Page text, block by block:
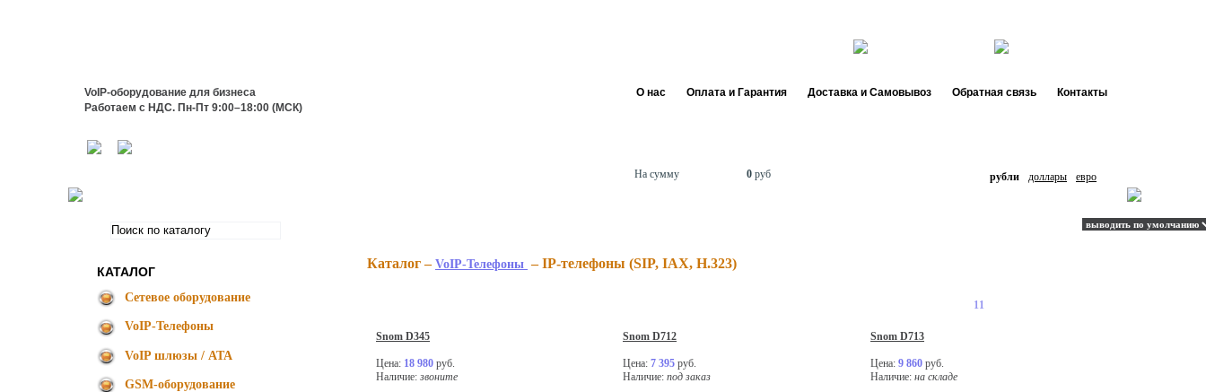
VoIP-оборудование для бизнеса
Работаем с НДС. Пн-Пт 9:00–18:00 (МСК)
О нас Оплата и Гарантия Доставка и Самовывоз Обратная связь Контакты
На сумму
0 руб рубли доллары евро
КАТАЛОГ
Сетевое оборудование
VoIP-Телефоны
VoIP шлюзы / ATA
GSM-оборудование
Каталог – VoIP-Телефоны –IP-телефоны (SIP, IAX, H.323)
Snom D345
Цена: 18 980 руб.
Наличие: звоните
Snom D712
Цена: 7 395 руб.
Наличие: под заказ
Snom D713
Цена: 9 860 руб.
Наличие: на складе